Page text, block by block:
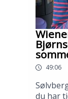
49:06
du har